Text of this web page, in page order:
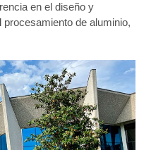
en el diseño y
de aluminio,